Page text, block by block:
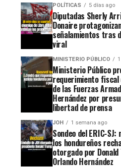
POLÍTICAS 5 días ago
Diputadas Sherly
Donaire
señalamientos tras
viral
MINISTERIO PÚBLICO
Ministerio Público
requerimiento
de las Fuerzas
Hernández por
libertad de prensa
JOH 1 semana ago
Sondeo del ERIC-
los hondureños
otorgado por Donald
Orlando Hernández